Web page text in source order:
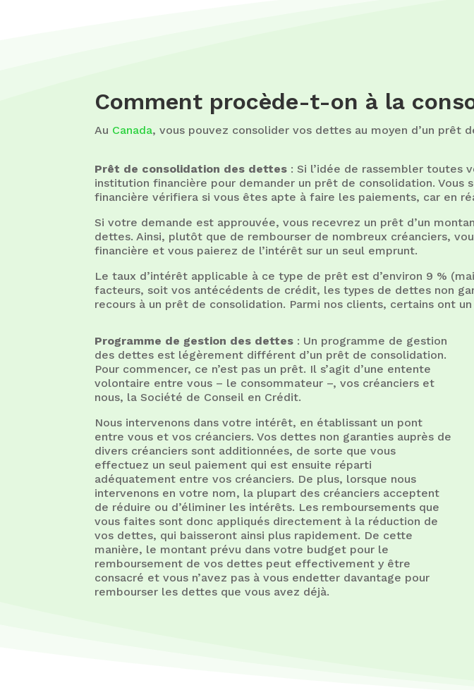
Comment procède-t-on à la
Au Canada, vous pouvez consolider vos dettes au moyen d’un prêt
Prêt de consolidation des dettes : Si l’idée de rassembler toutes
institution financière pour demander un prêt de consolidation. Vous
financière vérifiera si vous êtes apte à faire les paiements, car en
Si votre demande est approuvée, vous recevrez un prêt d’un
dettes. Ainsi, plutôt que de rembourser de nombreux créanciers,
financière et vous paierez de l’intérêt sur un seul emprunt.
Le taux d’intérêt applicable à ce type de prêt est d’environ 9 %
facteurs, soit vos antécédents de crédit, les types de dettes non
recours à un prêt de consolidation. Parmi nos clients, certains ont
Programme de gestion des dettes : Un programme de gestion
des dettes est légèrement différent d’un prêt de consolidation.
Pour commencer, ce n’est pas un prêt. Il s’agit d’une entente
volontaire entre vous – le consommateur –, vos créanciers et
nous, la Société de Conseil en Crédit.
Nous intervenons dans votre intérêt, en établissant un pont
entre vous et vos créanciers. Vos dettes non garanties auprès de
divers créanciers sont additionnées, de sorte que vous
effectuez un seul paiement qui est ensuite réparti
adéquatement entre vos créanciers. De plus, lorsque nous
intervenons en votre nom, la plupart des créanciers acceptent
de réduire ou d’éliminer les intérêts. Les remboursements que
vous faites sont donc appliqués directement à la réduction de
vos dettes, qui baisseront ainsi plus rapidement. De cette
manière, le montant prévu dans votre budget pour le
remboursement de vos dettes peut effectivement y être
consacré et vous n’avez pas à vous endetter davantage pour
rembourser les dettes que vous avez déjà.